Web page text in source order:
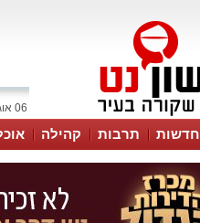
06 אוגוסט 2026 / 15:26
חדשות תרבות קהילה